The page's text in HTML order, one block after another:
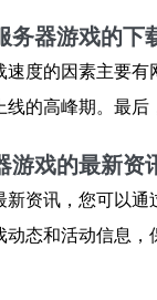
务器游戏的下
速度的因素主要
的高峰期。最
游戏的最新资
新资讯，您可以
态和活动信息，